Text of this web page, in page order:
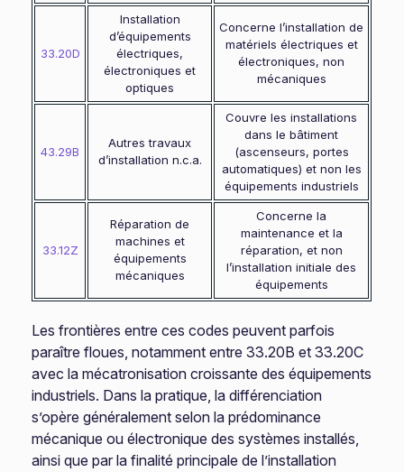
33.20D
Installation
d’équipements
électriques,
électroniques et
optiques
Concerne l’installation de
matériels électriques et
électroniques, non
mécaniques
43.29B
Autres travaux
d’installation n.c.a.
Couvre les installations
dans le bâtiment
(ascenseurs, portes
automatiques) et non les
équipements industriels
33.12Z
Réparation de
machines et
équipements
mécaniques
Concerne la
maintenance et la
réparation, et non
l’installation initiale des
équipements
Les frontières entre ces codes peuvent parfois
paraître floues, notamment entre 33.20B et 33.20C
avec la mécatronisation croissante des équipements
industriels. Dans la pratique, la différenciation
s’opère généralement selon la prédominance
mécanique ou électronique des systèmes installés,
ainsi que par la finalité principale de l’installation